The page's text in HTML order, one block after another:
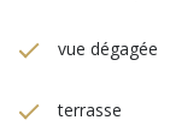
vue dégagée
terrasse